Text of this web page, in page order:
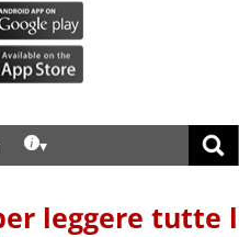
leggere tutte